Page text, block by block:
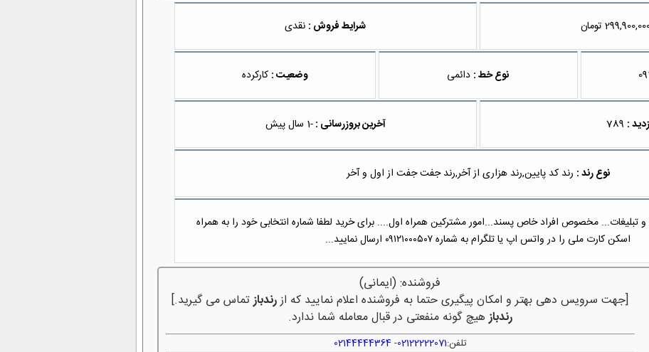
تومان شرایط فروش : نقدی
نوع خط : دائمی وضعیت : کارکرده
: آخرین بروزرسانی :-1 سال پیش
نوع رند : رند کد پایین,رند هزاری از آخر,رند جفت جفت از اول و آخر
تبليغات... مخصوص افراد خاص پسند...امور مشترکین همراه اول.... برای خرید لطفا شماره انتخابی خود را به همراه
اسكن كارت ملى را در واتس اپ یا تلگرام به شماره ۰۹۱۲۱۰۰۰۵۰۷ ارسال نمایید...
فروشنده: (ایمانی)
[جهت سرویس دهی بهتر و امکان پیگیری حتما به فروشنده اعلام نمایید که ازرندبازتماس می گیرید.]
رندبازهیچ گونه منفعتی در قبال معامله شما ندارد.
تلفن:02122222071
-
02144444364